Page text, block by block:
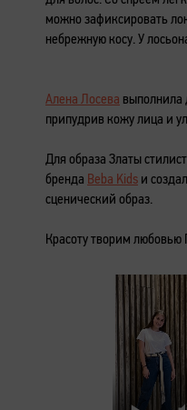
можно зафиксировать
небрежную косу. У
Алена Лосева выполнила
припудрив кожу лица и
Для образа Златы
бренда Beba Kids и
сценический образ.
Красоту творим любовью